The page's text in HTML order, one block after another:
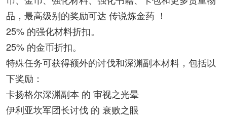
品，最高级别的奖励可达 传说炼金药 ！
25% 的强化材料折扣。
25% 的金币折扣。
特殊任务可获得额外的讨伐和深渊副本材料，包括以
下奖励：
卡扬格尔深渊副本 的 审视之光晕
伊利亚坎军团长讨伐 的 衰败之眼